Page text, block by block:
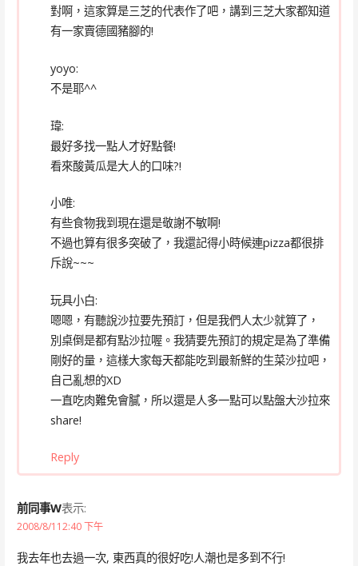
對啊，這家算是三芝的代表作了吧，講到三芝大家都知道
有一家賣德國豬腳的!
yoyo:
不是耶^^
瑋:
最好多找一點人才好點餐!
看來酸黃瓜是大人的口味?!
小唯:
有些食物我到現在還是敬謝不敏啊!
不過也算有很多突破了，我還記得小時候連pizza都很排
斥說~~~
玩具小白:
嗯嗯，有聽說沙拉要先預訂，但是我們人太少就算了，
別桌倒是都有點沙拉喔。我猜要先預訂的規定是為了準備
剛好的量，這樣大家每天都能吃到最新鮮的生菜沙拉吧，
自己亂想的XD
一直吃肉難免會膩，所以還是人多一點可以點盤大沙拉來
share!
Reply
前同事W表示:
2008/8/112:40 下午
我去年也去過一次, 東西真的很好吃!人潮也是多到不行!